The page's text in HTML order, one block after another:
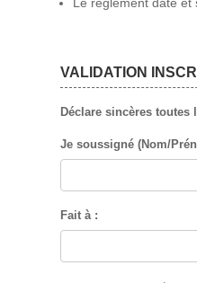
VALIDATION
Déclare sincères
Je soussigné (Nom/
Fait à :